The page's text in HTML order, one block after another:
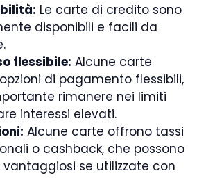
Le carte di credito sono
disponibili e facili da
flessibile: Alcune carte
di pagamento flessibili,
rimanere nei limiti
interessi elevati.
Alcune carte offrono tassi
o cashback, che possono
vantaggiosi se utilizzate con